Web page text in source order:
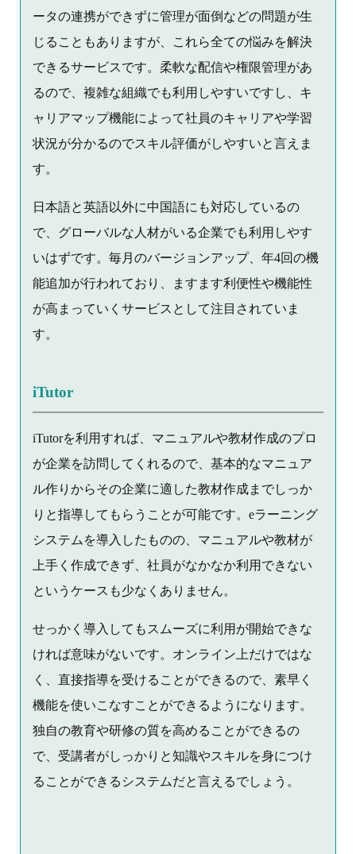
ータの連携ができずに管理が面倒などの問題が生
じることもありますが、これら全ての悩みを解決
できるサービスです。柔軟な配信や権限管理があ
るので、複雑な組織でも利用しやすいですし、キ
ャリアマップ機能によって社員のキャリアや学習
状況が分かるのでスキル評価がしやすいと言えま
す。
日本語と英語以外に中国語にも対応しているの
で、グローバルな人材がいる企業でも利用しやす
いはずです。毎月のバージョンアップ、年4回の機
能追加が行われており、ますます利便性や機能性
が高まっていくサービスとして注目されていま
す。
iTutor
iTutorを利用すれば、マニュアルや教材作成のプロ
が企業を訪問してくれるので、基本的なマニュア
ル作りからその企業に適した教材作成までしっか
りと指導してもらうことが可能です。eラーニング
システムを導入したものの、マニュアルや教材が
上手く作成できず、社員がなかなか利用できない
というケースも少なくありません。
せっかく導入してもスムーズに利用が開始できな
ければ意味がないです。オンライン上だけではな
く、直接指導を受けることができるので、素早く
機能を使いこなすことができるようになります。
独自の教育や研修の質を高めることができるの
で、受講者がしっかりと知識やスキルを身につけ
ることができるシステムだと言えるでしょう。